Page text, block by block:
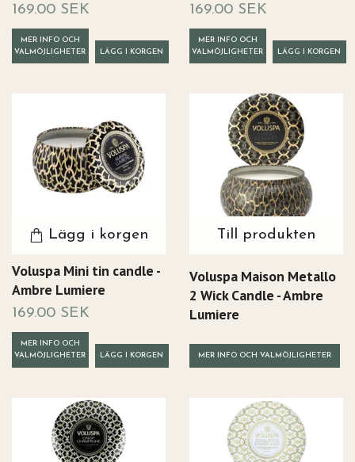
169.00 SEK
MER INFO OCH
VALMÖJLIGHETER
169.00 SEK
MER INFO OCH
VALMÖJLIGHETER
Lägg i korgen
Voluspa Mini tin candle -
Ambre Lumiere
169.00 SEK
MER INFO OCH
VALMÖJLIGHETER
Till produkten
Voluspa Maison Metallo
2 Wick Candle - Ambre
Lumiere
MER INFO OCH VALMÖJLIGHETER